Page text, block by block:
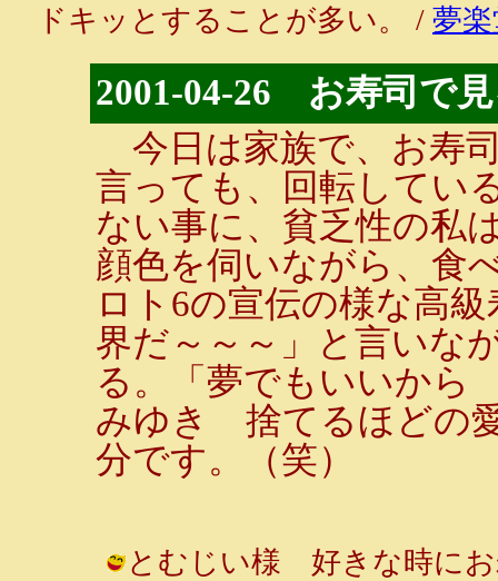
ドキッとすることが多い。 / 夢
2001-04-26 お寿司で
今日は家族で、お寿
言っても、回転してい
ない事に、貧乏性の私
顔色を伺いながら、食
ロト6の宣伝の様な高
界だ～～～」と言いな
る。「夢でもいいか
みゆき 捨てるほどの
分です。（笑）
とむじい様 好きな時にお